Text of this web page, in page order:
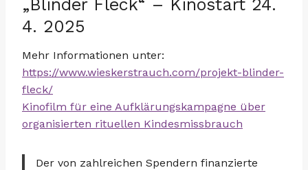
„Blinder Fleck“ – Kinostart 24.
4. 2025
Mehr Informationen unter:
https://www.wieskerstrauch.com/projekt-blinder-
fleck/
Kinofilm für eine Aufklärungskampagne über
organisierten rituellen Kindesmissbrauch
Der von zahlreichen Spendern finanzierte